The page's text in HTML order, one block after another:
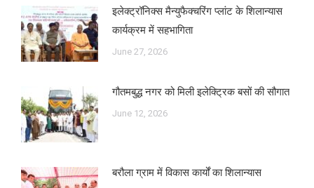
इलेक्ट्रॉनिक्स मैन्युफैक्चरिंग प्लांट के शिलान्यास
कार्यक्रम में सहभागिता
June 27, 2026
गौतमबुद्ध नगर को मिली इलेक्ट्रिक बसों की सौगात
June 12, 2026
बरौला ग्राम में विकास कार्यों का शिलान्यास